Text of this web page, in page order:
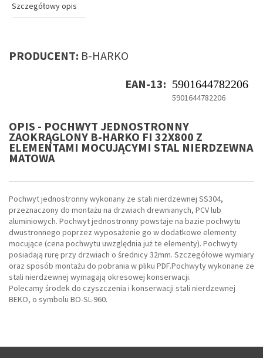
Szczegółowy opis
PRODUCENT: B-HARKO
EAN-13: 5901644782206
5901644782206
OPIS - POCHWYT JEDNOSTRONNY
ZAOKRĄGLONY B-HARKO FI 32X800 Z
ELEMENTAMI MOCUJĄCYMI STAL NIERDZEWNA
MATOWA
Pochwyt jednostronny wykonany ze stali nierdzewnej SS304,
przeznaczony do montażu na drzwiach drewnianych, PCV lub
aluminiowych. Pochwyt jednostronny powstaje na bazie pochwytu
dwustronnego poprzez wyposażenie go w dodatkowe elementy
mocujące (cena pochwytu uwzględnia już te elementy). Pochwyty
posiadają rurę przy drzwiach o średnicy 32mm. Szczegółowe wymiary
oraz sposób montażu do pobrania w pliku PDF.Pochwyty wykonane ze
stali nierdzewnej wymagają okresowej konserwacji.
Polecamy środek do czyszczenia i konserwacji stali nierdzewnej
BEKO, o symbolu BO-SL-960.